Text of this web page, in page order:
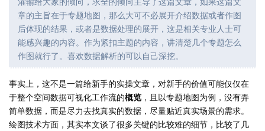
章的主旨在于专题地图，那么大可不必展开介绍数据或者作图
后体现的结果，或者是数据处理的展开，这是相关专业人士可
能感兴趣的内容。作为紧扣主题的内容，讲清楚几个专题怎么
作图就行了。喜欢数据解析的可以自己深挖。
事实上，这不是一篇给新手的实操文章，对新手的价值可能仅仅在
于整个空间数据可视化工作流的概览 ，且以专题地图为例，没有弄
简单数据，而是尽力去找真实的数据，尽量贴近真实场景的需求。
绘图技术方面，其实本文谈了很多关键的比较难的细节，比较了几